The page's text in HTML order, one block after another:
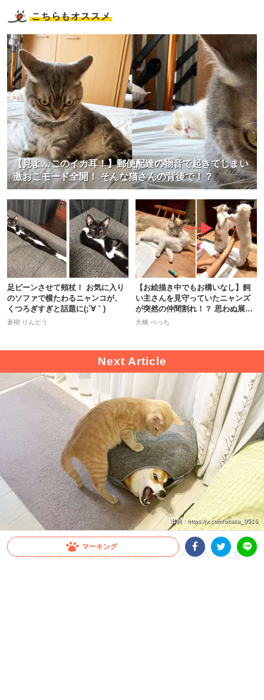
マーキング
こちらもオススメ
【見よ…このイカ耳！】郵便配達の物音で起きてしまい
激おこモード全開！ そんな猫さんの背後で！？
足ピーンさせて頰杖！ お気に入り
のソファで横たわるニャンコが、
くつろぎすぎと話題に(;´∀｀)
蒼樹 りんどう
【お絵描き中でもお構いなし】飼
い主さんを見守っていたニャンズ
が突然の仲間割れ！？ 思わぬ展開
に…
大橋 ぺっち
出典 : https://x.com/okaka_0516
【策略通り！？】憧れの猫用ハウスに入ったが最